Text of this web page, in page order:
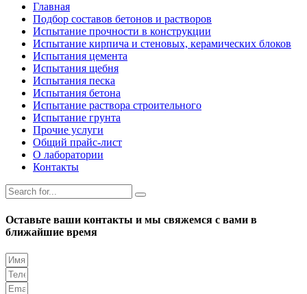
Главная
Подбор составов бетонов и растворов
Испытание прочности в конструкции
Испытание кирпича и стеновых, керамических блоков
Испытания цемента
Испытания щебня
Испытания песка
Испытания бетона
Испытание раствора строительного
Испытание грунта
Прочие услуги
Общий прайс-лист
О лаборатории
Контакты
Оставьте ваши контакты и мы свяжемся с вами в
ближайшие время